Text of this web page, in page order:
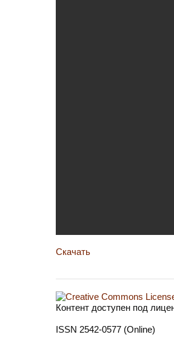
Скачать
Контент доступен под
ISSN 2542-0577 (Online)